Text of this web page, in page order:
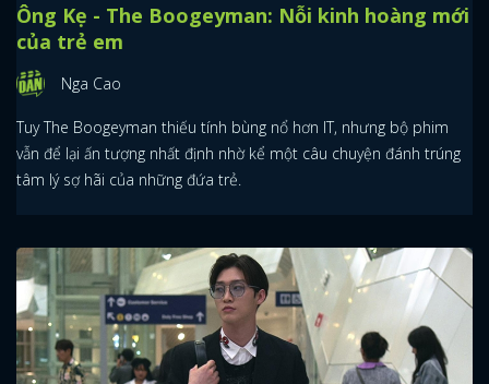
Ông Kẹ - The Boogeyman: Nỗi kinh hoàng mới
của trẻ em
Nga Cao
Tuy The Boogeyman thiếu tính bùng nổ hơn IT, nhưng bộ phim
vẫn để lại ấn tượng nhất định nhờ kể một câu chuyện đánh trúng
tâm lý sợ hãi của những đứa trẻ.